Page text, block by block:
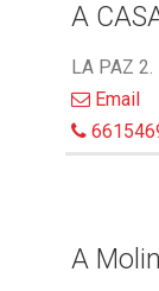
A
LA PAZ
Email
A